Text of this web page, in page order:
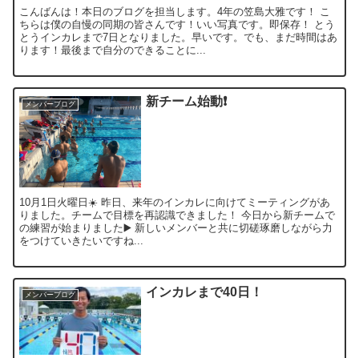
こんばんは！本日のブログを担当します。4年の笠島大雅です！ こ
ちらは僕の自慢の同期の皆さんです！いい写真です。即保存！ とう
とうインカレまで7日となりました。早いです。でも、まだ時間はあ
ります！最後まで自分のできることに...
メンバーブログ 新チーム始動❗️
10月1日火曜日☀️ 昨日、来年のインカレに向けてミーティングがあ
りました。チームで目標を再認識できました！ 今日から新チームで
の練習が始まりました▶️ 新しいメンバーと共に切磋琢磨しながら力
をつけていきたいですね...
メンバーブログ インカレまで40日！